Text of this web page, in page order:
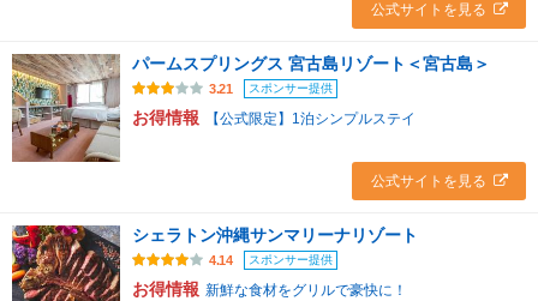
公式サイトを見る
パームスプリングス 宮古島リゾート＜宮古島＞
3.21 スポンサー提供
お得情報 【公式限定】1泊シンプルステイ
公式サイトを見る
シェラトン沖縄サンマリーナリゾート
4.14 スポンサー提供
お得情報 新鮮な食材をグリルで豪快に！